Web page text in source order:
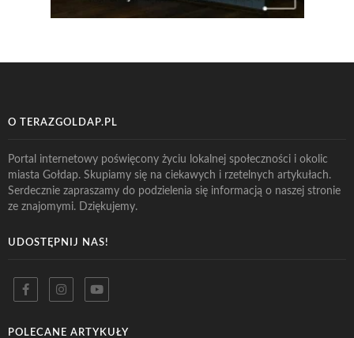
O TERAZGOLDAP.PL
Portal internetowy poświęcony życiu lokalnej społeczności i okolic
miasta Gołdap. Skupiamy się na ciekawych i rzetelnych artykułach.
Serdecznie zapraszamy do podzielenia się informacją o naszej stronie
ze znajomymi. Dziękujemy.
UDOSTĘPNIJ NAS!
POLECANE ARTYKUŁY